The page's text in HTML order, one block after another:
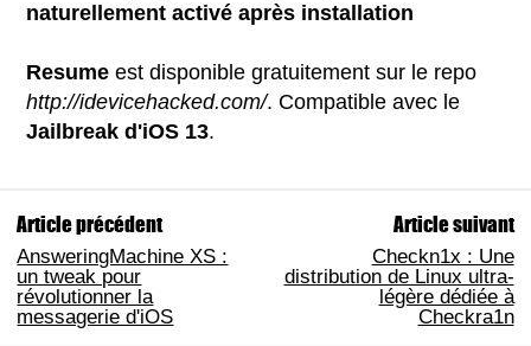
naturellement activé après installation
Resumeest disponible gratuitement sur le repo
http://idevicehacked.com/. Compatible avec le
Jailbreak d'iOS 13.
Article précédent
AnsweringMachine XS :
un tweak pour
révolutionner la
messagerie d'iOS
Article suivant
Checkn1x : Une
distribution de Linux ultra-
légère dédiée à
Checkra1n